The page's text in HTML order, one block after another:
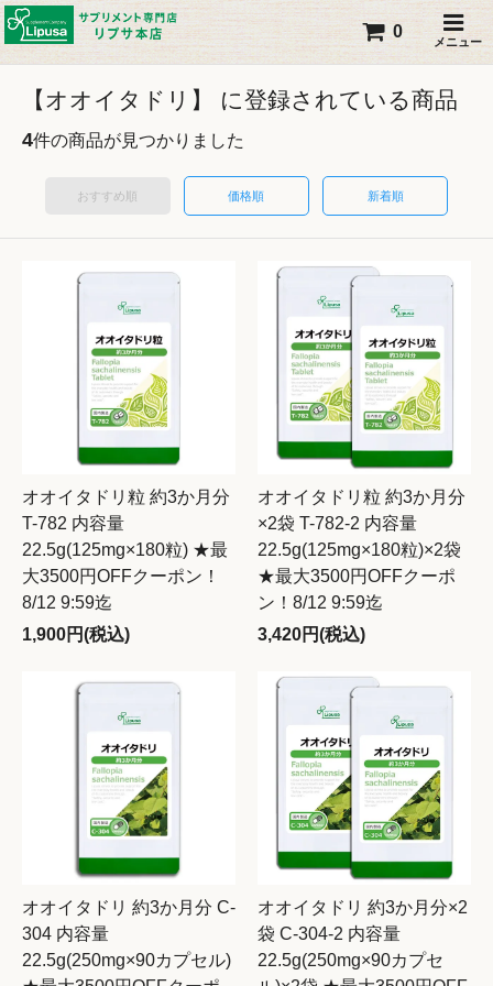
メニュー
0
【オオイタドリ】 に登録されている商品
4件の商品が見つかりました
おすすめ順 価格順 新着順
オオイタドリ粒 約3か月分
T-782 内容量
22.5g(125mg×180粒) ★最
大3500円OFFクーポン！
8/12 9:59迄
1,900円(税込)
オオイタドリ粒 約3か月分
×2袋 T-782-2 内容量
22.5g(125mg×180粒)×2袋
★最大3500円OFFクーポ
ン！8/12 9:59迄
3,420円(税込)
オオイタドリ 約3か月分 C-
304 内容量
22.5g(250mg×90カプセル)
オオイタドリ 約3か月分×2
袋 C-304-2 内容量
22.5g(250mg×90カプセ